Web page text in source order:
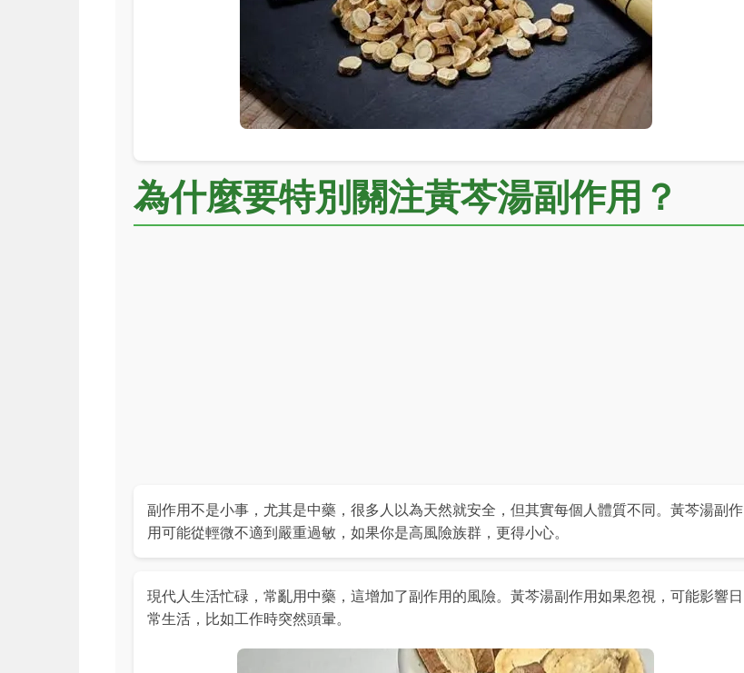
為什麼要特別關注黃芩湯副作用？
副作用不是小事，尤其是中藥，很多人以為天然就安全，但其實每個人體質不同。黃芩湯副作
用可能從輕微不適到嚴重過敏，如果你是高風險族群，更得小心。
現代人生活忙碌，常亂用中藥，這增加了副作用的風險。黃芩湯副作用如果忽視，可能影響日
常生活，比如工作時突然頭暈。